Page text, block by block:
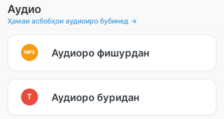
Аудио
Ҳамаи асбобҳои аудиоиро бубинед →
MP3 Аудиоро фишурдан
T Аудиоро буридан